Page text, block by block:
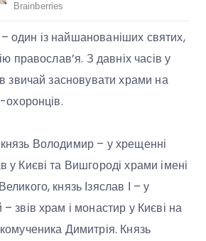
із найшанованіших святих,
православ’я. З давніх часів у
звичай засновувати храми на
охоронців.
Володимир – у хрещенні
у Києві та Вишгороді храми імені
князь Ізяслав І – у
звів храм і монастир у Києві на
Димитрія. Князь